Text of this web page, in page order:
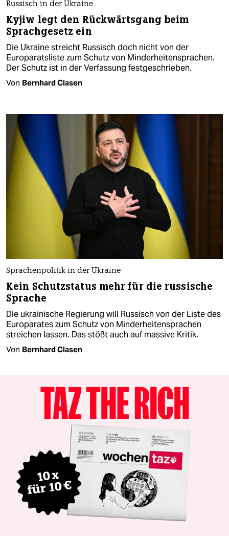
Russisch in der Ukraine
Kyjiw legt den Rückwärtsgang beim
Sprachgesetz ein
Die Ukraine streicht Russisch doch nicht von der
Europaratsliste zum Schutz von Minderheitensprachen.
Der Schutz ist in der Verfassung festgeschrieben.
Von Bernhard Clasen
Sprachenpolitik in der Ukraine
Kein Schutzstatus mehr für die russische
Sprache
Die ukrainische Regierung will Russisch von der Liste des
Europarates zum Schutz von Minderheitensprachen
streichen lassen. Das stößt auch auf massive Kritik.
Von Bernhard Clasen